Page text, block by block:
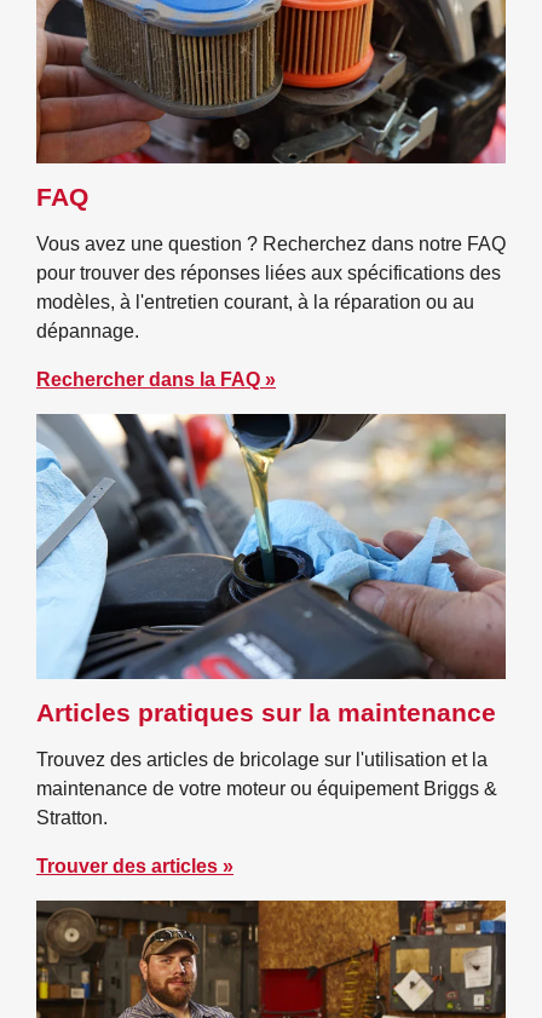
FAQ
Vous avez une question ? Recherchez dans notre FAQ
pour trouver des réponses liées aux spécifications des
modèles, à l'entretien courant, à la réparation ou au
dépannage.
Rechercher dans la FAQ »
Articles pratiques sur la maintenance
Trouvez des articles de bricolage sur l'utilisation et la
maintenance de votre moteur ou équipement Briggs &
Stratton.
Trouver des articles »